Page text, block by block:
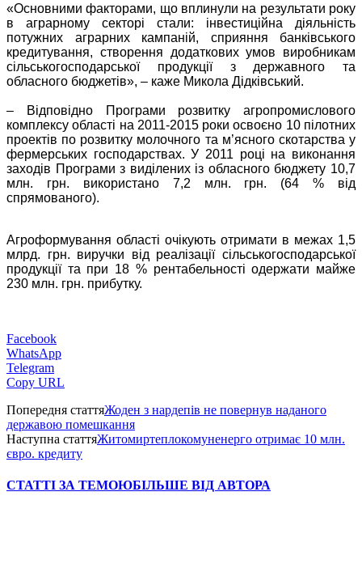
«Основними факторами, що вплинули на результати року
в аграрному секторі стали: інвестиційна діяльність
потужних аграрних кампаній, сприяння банківського
кредитування, створення додаткових умов виробникам
сільськогосподарської продукції з державного та
обласного бюджетів», – каже Микола Дідківський.
– Відповідно Програми розвитку агропромислового
комплексу області на 2011-2015 роки освоєно 10 пілотних
проектів по розвитку молочного та м’ясного скотарства у
фермерських господарствах. У 2011 році на виконання
заходів Програми з виділених із обласного бюджету 10,7
млн. грн. використано 7,2 млн. грн. (64 % від
спрямованого).
Агроформування області очікують отримати в межах 1,5
млрд. грн. виручки від реалізації сільськогосподарської
продукції та при 18 % рентабельності одержати майже
230 млн. грн. прибутку.
Facebook
WhatsApp
Telegram
Copy URL
Попередня статтяЖоден з нардепів не повернув наданого
державою помешкання
Наступна статтяЖитомиртеплокомуненерго отримає 10 млн.
євро. кредиту
СТАТТІ ЗА ТЕМОЮБІЛЬШЕ ВІД АВТОРА